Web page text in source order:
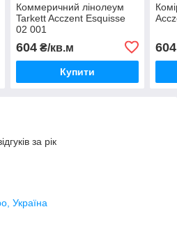
Коммеричний лінолеум
Tarkett Acczent Esquisse
02 001
604₴/кв.м
Купити
604
за рік
Україна